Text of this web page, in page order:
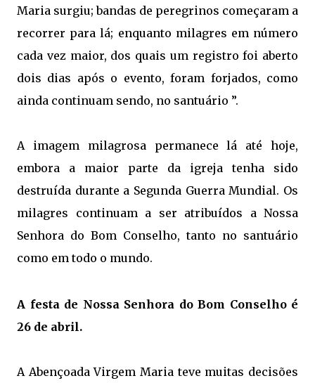
Maria surgiu; bandas de peregrinos começaram a
recorrer para lá; enquanto milagres em número
cada vez maior, dos quais um registro foi aberto
dois dias após o evento, foram forjados, como
ainda continuam sendo, no santuário ”.
A imagem milagrosa permanece lá até hoje,
embora a maior parte da igreja tenha sido
destruída durante a Segunda Guerra Mundial. Os
milagres continuam a ser atribuídos a Nossa
Senhora do Bom Conselho, tanto no santuário
como em todo o mundo.
A festa de Nossa Senhora do Bom Conselho é
26 de abril.
A Abençoada Virgem Maria teve muitas decisões